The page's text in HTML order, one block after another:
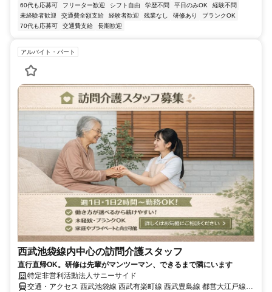
60代も応募可
フリーター歓迎 シフト自由 学歴不問 平日のみOK
経験不問
未経験者歓迎
交通費全額支給 経験者歓迎 残業なし 研修あり
ブランクOK
70代も応募可
交通費支給 長期歓迎
アルバイト・パート
西武池袋線内中心の訪問介護スタッフ
直行直帰OK。研修は先輩がマンツーマン、できるまで隣にいます
特定非営利活動法人サニーサイド
交通・アクセス 西武池袋線 西武有楽町線 西武豊島線 都営大江戸線